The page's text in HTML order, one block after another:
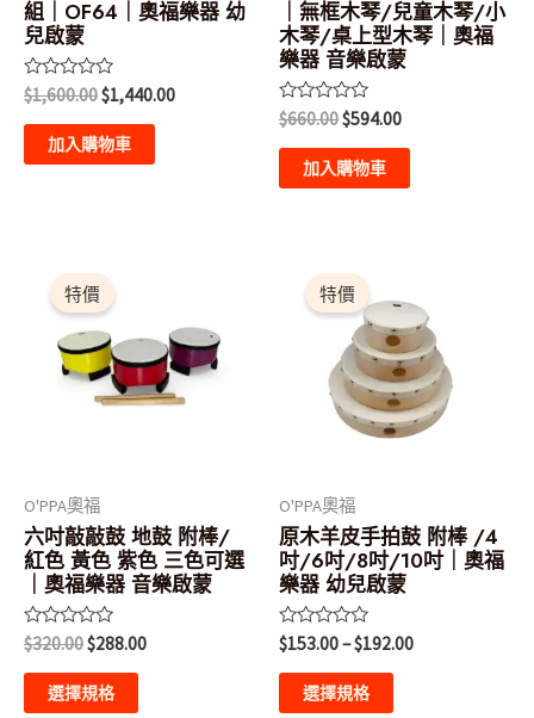
組｜OF64｜奧福樂器 幼
兒啟蒙
評
分
0
$1,600.00$1,440.00
加入購物車
｜無框木琴/兒童木琴/小
木琴/桌上型木琴｜奧福
樂器 音樂啟蒙
評
分
0
$660.00$594.00
加入購物車
特價
O'PPA奧福
六吋敲敲鼓 地鼓 附棒/
紅色 黃色 紫色 三色可選
｜奧福樂器 音樂啟蒙
評
分
0
分
$320.00
始
價
格：
$320.00。
$288.00
格：
$288.00。
選擇規格
有
多
可
在
產
品
特價
O'PPA奧福
原木羊皮手拍鼓 附棒 /4
吋/6吋/8吋/10吋｜奧福
樂器 幼兒啟蒙
評
分
0
分
$153.00–$192.00
範
圍：
$153.00
到
$192.00
選擇規格
產
品
有
多
種
可
在
產
品